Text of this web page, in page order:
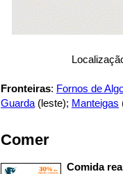
Fronteiras: Fornos de
Guarda (leste); Manteigas
Comer
Comida